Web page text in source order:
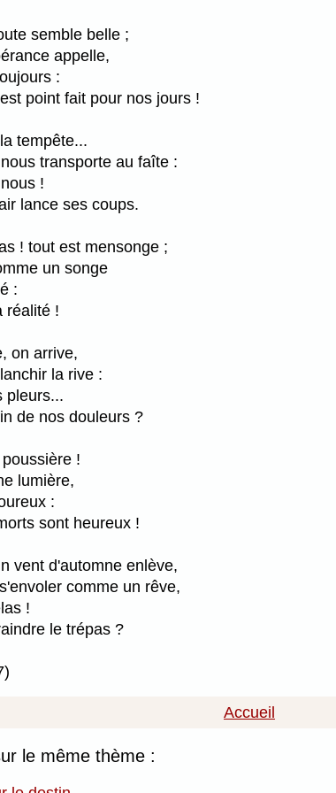
semble belle ;
appelle,
:
point fait pour nos jours !
tempête...
transporte au faîte :
!
lance ses coups.
! tout est mensonge ;
un songe
:
réalité !
on arrive,
la rive :
pleurs...
de nos douleurs ?
!
lumière,
:
sont heureux !
vent d'automne enlève,
comme un rêve,
!
le trépas ?
Accueil
le même thème :